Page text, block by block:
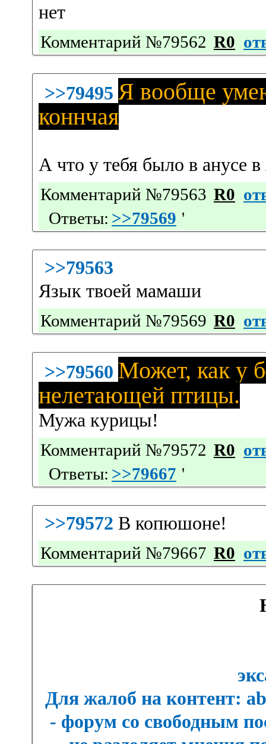
нет
Комментарий №79562 R0
>>79495 Я вообще
коннчая
А что у тебя было в анусе
Комментарий №79563 R0
Ответы: >>79569 '
>>79563
Язык твоей мамаши
Комментарий №79569 R0
>>79560 Может, как у
нелетающей птицы.
Мужа курицы!
Комментарий №79572 R0
Ответы: >>79667 '
>>79572 В копюшоне!
Комментарий №79667 R0
Для жалоб на контент:
- форум со свободным